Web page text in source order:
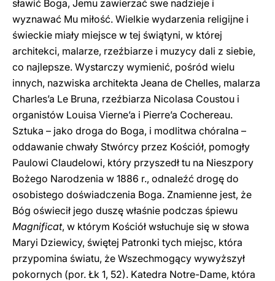
sławić Boga, Jemu zawierzać swe nadzieje i
wyznawać Mu miłość. Wielkie wydarzenia religijne i
świeckie miały miejsce w tej świątyni, w której
architekci, malarze, rzeźbiarze i muzycy dali z siebie,
co najlepsze. Wystarczy wymienić, pośród wielu
innych, nazwiska architekta Jeana de Chelles, malarza
Charles’a Le Bruna, rzeźbiarza Nicolasa Coustou i
organistów Louisa Vierne’a i Pierre’a Cochereau.
Sztuka – jako droga do Boga, i modlitwa chóralna –
oddawanie chwały Stwórcy przez Kościół, pomogły
Paulowi Claudelowi, który przyszedł tu na Nieszpory
Bożego Narodzenia w 1886 r., odnaleźć drogę do
osobistego doświadczenia Boga. Znamienne jest, że
Bóg oświecił jego duszę właśnie podczas śpiewu
Magnificat, w którym Kościół wsłuchuje się w słowa
Maryi Dziewicy, świętej Patronki tych miejsc, która
przypomina światu, że Wszechmogący wywyższył
pokornych (por. Łk 1, 52). Katedra Notre-Dame, która